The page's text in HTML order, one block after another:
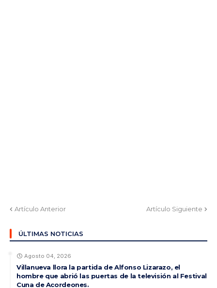
Artículo Anterior Artículo Siguiente
ÚLTIMAS NOTICIAS
Agosto 04, 2026
Villanueva llora la partida de Alfonso Lizarazo, el
hombre que abrió las puertas de la televisión al Festival
Cuna de Acordeones.